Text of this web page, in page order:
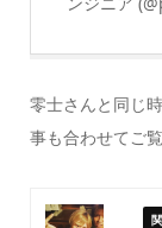
零士さんと同じ
事も合わせてご覧